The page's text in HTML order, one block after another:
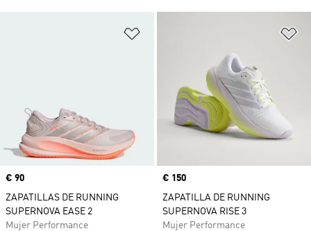
Precio
€ 90
ZAPATILLAS DE RUNNING
SUPERNOVA EASE 2
Mujer Performance
Precio
€ 150
ZAPATILLA DE RUNNING
SUPERNOVA RISE 3
Mujer Performance